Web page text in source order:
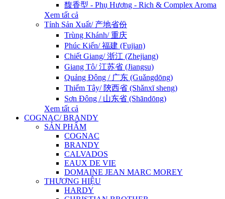
馥香型 - Phụ Hương - Rich & Complex Aroma
Xem tất cả
Tỉnh Sản Xuất/ 产地省份
Trùng Khánh/ 重庆
Phúc Kiến/ 福建 (Fujian)
Chiết Giang/ 浙江 (Zhejiang)
Giang Tô/ 江苏省 (Jiangsu)
Quảng Đông / 广东 (Guǎngdōng)
Thiểm Tây/ 陝西省 (Shǎnxī sheng)
Sơn Đông / 山东省 (Shāndōng)
Xem tất cả
COGNAC/ BRANDY
SẢN PHẨM
COGNAC
BRANDY
CALVADOS
EAUX DE VIE
DOMAINE JEAN MARC MOREY
THƯƠNG HIỆU
HARDY